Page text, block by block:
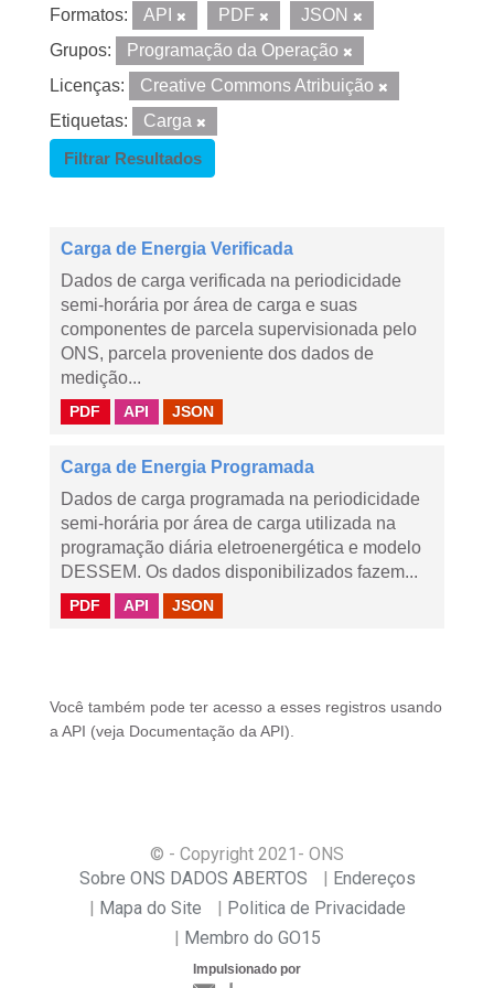
Formatos: API PDF
JSON
Grupos:
Programação da Operação
Licenças:
Creative Commons Atribuição
Etiquetas:
Carga
Filtrar Resultados
Carga de Energia Verificada
Dados de carga verificada na periodicidade
semi-horária por área de carga e suas
componentes de parcela supervisionada pelo
ONS, parcela proveniente dos dados de
medição...
PDF API JSON
Carga de Energia Programada
Dados de carga programada na periodicidade
semi-horária por área de carga utilizada na
programação diária eletroenergética e modelo
DESSEM. Os dados disponibilizados fazem...
PDF API JSON
Você também pode ter acesso a esses registros usando
a API (veja Documentação da API ).
© - Copyright 2021 - ONS
Sobre ONS DADOS ABERTOS
Endereços
Mapa do Site
Politica de Privacidade
Membro do GO15
Impulsionado por